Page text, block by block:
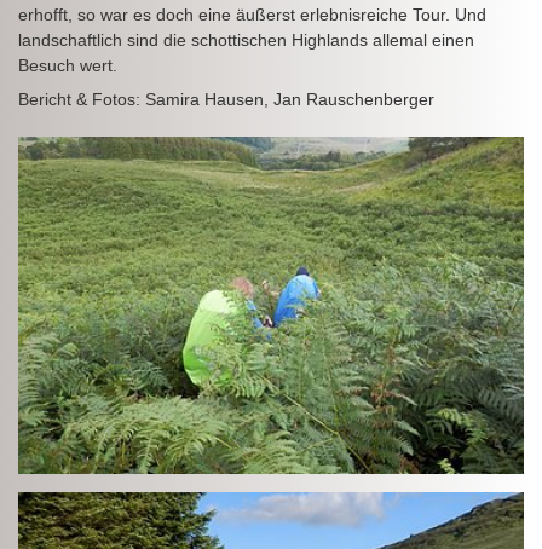
erhofft, so war es doch eine äußerst erlebnisreiche Tour. Und
landschaftlich sind die schottischen Highlands allemal einen
Besuch wert.
Bericht & Fotos: Samira Hausen, Jan Rauschenberger